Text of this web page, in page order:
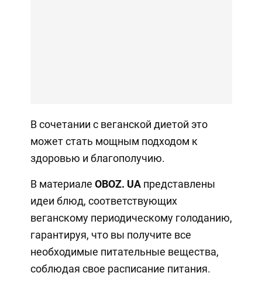
В сочетании с веганской диетой это
может стать мощным подходом к
здоровью и благополучию.
В материале OBOZ. UAпредставлены
идеи блюд, соответствующих
веганскому периодическому голоданию,
гарантируя, что вы получите все
необходимые питательные вещества,
соблюдая свое расписание питания.